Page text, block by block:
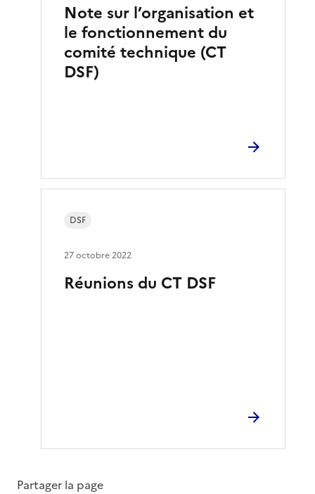
Note sur l’organisation et
le fonctionnement du
comité technique (CT
DSF)
Réunions du CT DSF
DSF
27 octobre 2022
Partager la page